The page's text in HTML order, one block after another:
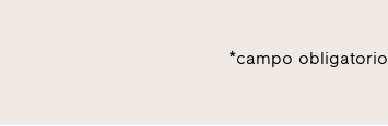
*campo obligatorio